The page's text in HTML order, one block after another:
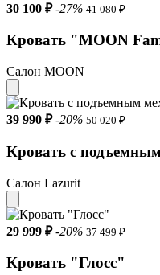
30 100 ₽ -27% 41 080 ₽
Кровать "MOON
Салон MOON
39 990 ₽ -20% 50 020 ₽
Кровать с
Салон Lazurit
29 999 ₽ -20% 37 499 ₽
Кровать "Глосс"